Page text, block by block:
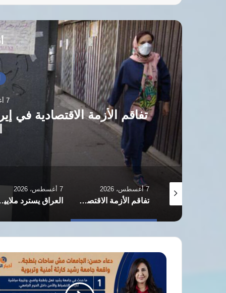
7 أغسطس، 2026
تفاقم الأزمة الاقتصادية في
7 أغسطس، 2026
تفاقم الأزمة الاقتصادية في إيران يدفع النساء لبيع البويضات وتأجير الأرحام
7 أغسطس، 2026
العراق يسترد ملايين
دعاء
حسن:
الجامعات
مش